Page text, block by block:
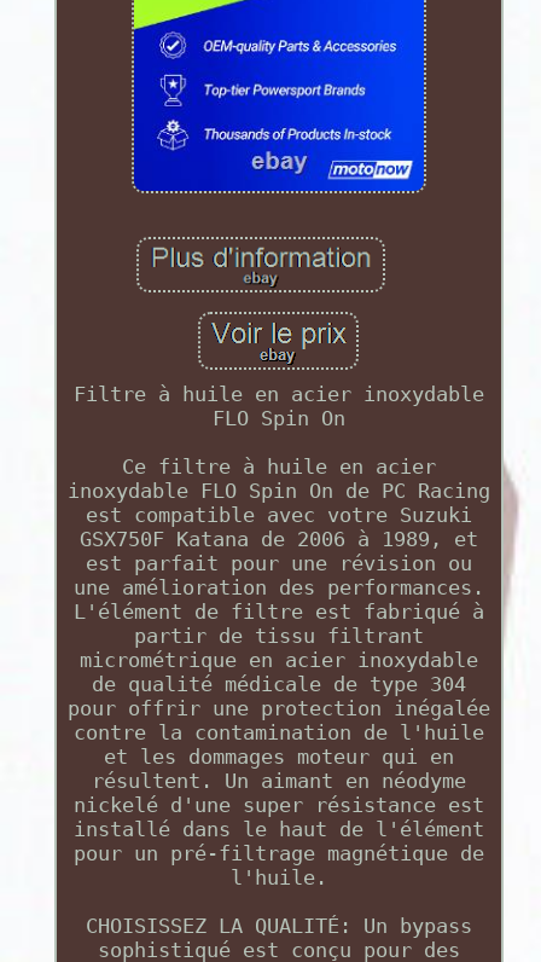
Filtre à huile en acier inoxydable
FLO Spin On
Ce filtre à huile en acier
inoxydable FLO Spin On de PC Racing
est compatible avec votre Suzuki
GSX750F Katana de 2006 à 1989, et
est parfait pour une révision ou
une amélioration des performances.
L'élément de filtre est fabriqué à
partir de tissu filtrant
micrométrique en acier inoxydable
de qualité médicale de type 304
pour offrir une protection inégalée
contre la contamination de l'huile
et les dommages moteur qui en
résultent. Un aimant en néodyme
nickelé d'une super résistance est
installé dans le haut de l'élément
pour un pré-filtrage magnétique de
l'huile.
CHOISISSEZ LA QUALITÉ: Un bypass
sophistiqué est conçu pour des